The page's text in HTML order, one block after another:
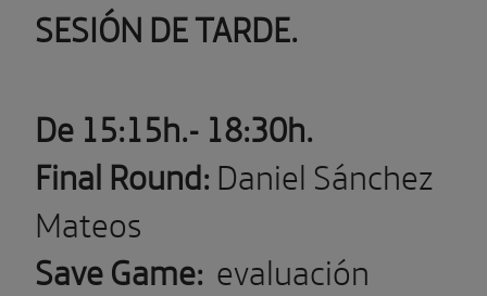
SESIÓN DE TARDE.
De 15:15h.- 18:30h.
Final Round: Daniel Sánchez
Mateos
Save Game: evaluación